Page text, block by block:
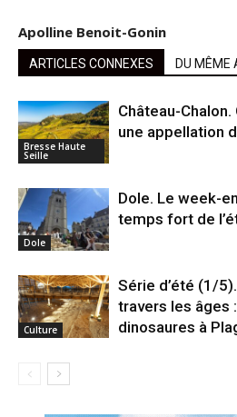
Apolline Benoit-Gonin
ARTICLES CONNEXES DU MÊME
Bresse Haute
Seille
Château-
une appellation
Dole
Dole. Le week-
temps fort de
Culture
Série d’été (1/
travers les âges
dinosaures à